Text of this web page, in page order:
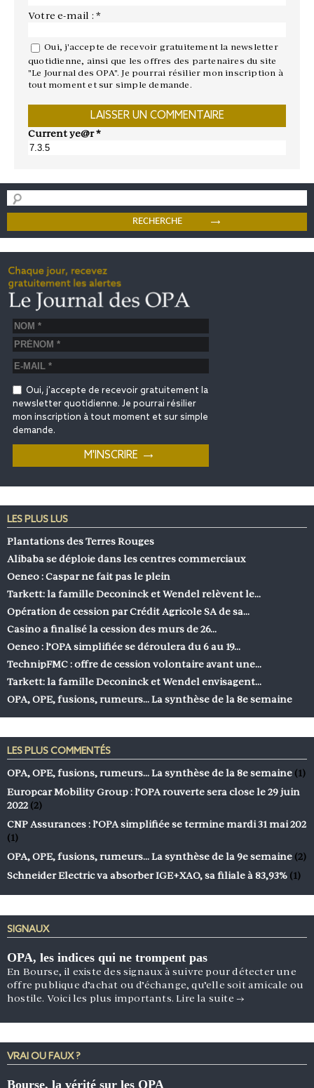
Votre e-mail : *
Oui, j'accepte de recevoir gratuitement la newsletter
quotidienne, ainsi que les offres des partenaires du site
"Le Journal des OPA". Je pourrai résilier mon inscription à
tout moment et sur simple demande.
Current ye@r*
Oui, j'accepte de recevoir gratuitement la
newsletter quotidienne. Je pourrai résilier
mon inscription à tout moment et sur simple
demande.
LES PLUS LUS
Plantations des Terres Rouges
Alibaba se déploie dans les centres commerciaux
Oeneo : Caspar ne fait pas le plein
Tarkett: la famille Deconinck et Wendel relèvent le…
Opération de cession par Crédit Agricole SA de sa…
Casino a finalisé la cession des murs de 26…
Oeneo : l’OPA simplifiée se déroulera du 6 au 19…
TechnipFMC : offre de cession volontaire avant une…
Tarkett: la famille Deconinck et Wendel envisagent…
OPA, OPE, fusions, rumeurs… La synthèse de la 8e semaine
LES PLUS COMMENTÉS
OPA, OPE, fusions, rumeurs… La synthèse de la 8e semaine (1)
Europcar Mobility Group : l’OPA rouverte sera close le 29 juin
2022 (2)
CNP Assurances : l’OPA simplifiée se termine mardi 31 mai 202
(1)
OPA, OPE, fusions, rumeurs… La synthèse de la 9e semaine (2)
Schneider Electric va absorber IGE+XAO, sa filiale à 83,93% (1)
SIGNAUX
OPA, les indices qui ne trompent pas
En Bourse, il existe des signaux à suivre pour détecter une
offre publique d’achat ou d’échange, qu’elle soit amicale ou
hostile. Voici les plus importants.Lire la suite →
VRAI OU FAUX ?
Bourse, la vérité sur les OPA